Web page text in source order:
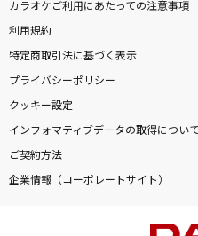
カラオケご利用にあたっての注意事項
利用規約
特定商取引法に基づく表示
プライバシーポリシー
クッキー設定
インフォマティブデータの取得について
ご契約方法
企業情報（コーポレートサイト）